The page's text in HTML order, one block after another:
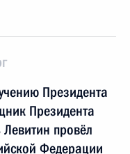
Президента
Президента
провёл
Федерации